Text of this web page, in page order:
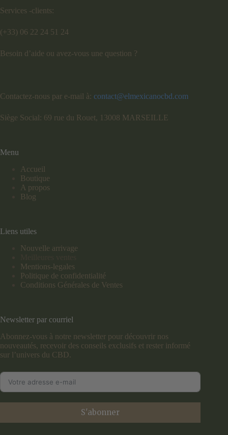
Services -clients:
(+33) 06 22 24 51 24
Besoin d’aide ou avez-vous une question ?
Contactez-nous par e-mail à: contact@elmexicanocbd.com
Siège Social: 69 rue du Rouet, 13008 MARSEILLE
Menu
Accueil
Boutique
A propos
Blog
Liens utiles
Nouvelle arrivage
Mentions-legales
Politique de confidentialité
Conditions Générales de Ventes
Newsletter par courriel
Abonnez-vous à notre newsletter pour découvrir nos
nouveautés, recevoir des conseils exclusifs et rester informé
sur l’univers du CBD.
S'abonner